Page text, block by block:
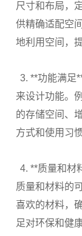
尺寸和布局，
供精确适配空
地利用空间，
3. **功能满足
来设计功能。
的存储空间、
方式和使用习惯
4. **质量和材
质量和材料的
喜欢的材料，
足对环保和健